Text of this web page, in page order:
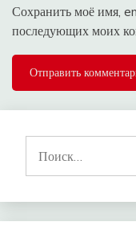
Сохранить моё имя,
последующих моих